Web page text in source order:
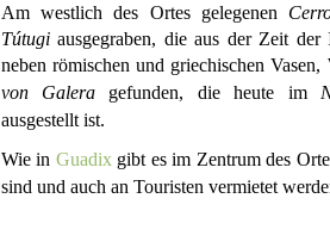
Am westlich des Ortes gelegenen
Tútugiausgegraben, die aus der Zeit
neben römischen und griechischen
von Galeragefunden, die heute im
ausgestellt ist.
Wie in Guadixgibt es im Zentrum des
sind und auch an Touristen vermietet